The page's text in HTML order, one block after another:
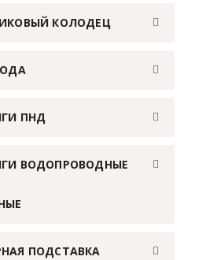
КОЛОДЕЦ
ПНД
ВОДОПРОВОДНЫЕ
ПОДСТАВКА